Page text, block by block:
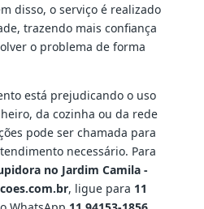
disso, o serviço é realizado
trazendo mais confiança
o problema de forma
está prejudicando o uso
da cozinha ou da rede
pode ser chamada para
necessário. Para
no Jardim Camila -
, ligue para 11